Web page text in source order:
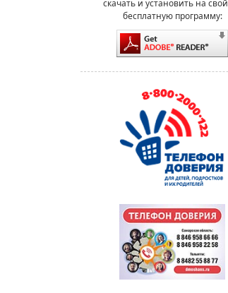
скачать и установить на
бесплатную программу: